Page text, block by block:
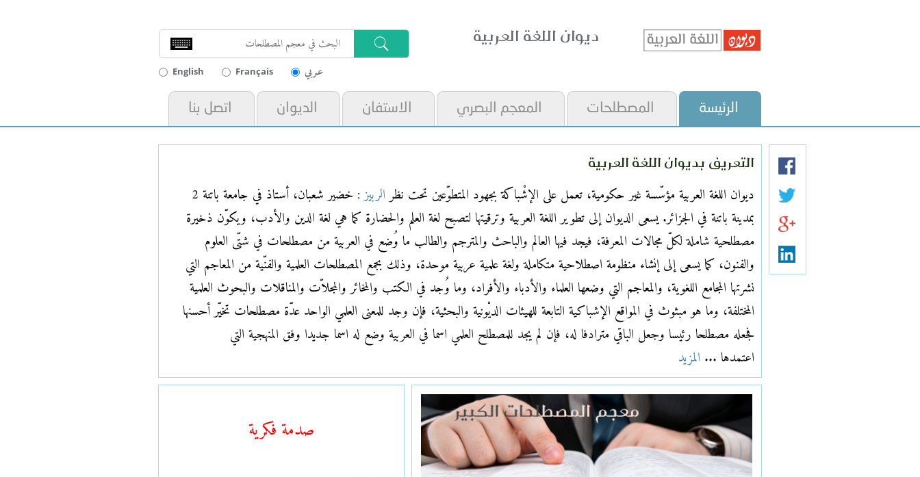
ديوان اللغة العربية
English Français عـربي
الرئيسة المصطلحات المعجم البصري الاستفان الديوان اتصل بنا
التعريف بديوان اللغة العربية
ديوان اللغة العربية مؤسّسة غير حكومية، تعمل على الإشْباكة بجهود المتطوّعين تحت نظرالربيز
: خضير شعبان، أستاذ في جامعة باتنة 2
بمدينة باتنة في الجزائر. يسعى الديوان إلى تطوير اللغة العربية وترقيتها لتصبح لغة العلم والحضارة كما هي لغة الدين والأدب، ويكوّن ذخيرة
مصطلحية شاملة لكلّ مجالات المعرفة، فيجد فيها العالم والباحث والمترجم والطالب ما وُضع في العربية من مصطلحات في شتّى العلوم
والفنون، كما يسعى إلى إنشاء منظومة اصطلاحية متكاملة ولغة علمية عربية موحدة، وذلك بجمع المصطلحات العلمية والفنّية من المعاجم التي
نشرتها المجامع اللغوية، والمعاجم التي وضعها العلماء والأدباء والأفراد، وما وُجد في الكتب والمخائر والمجلاّت والمناقلات والبحوث العلمية
المختلفة، وما هو مبثوث في المواقع الإشباكية التابعة للهيئات الديْونية والبحثية، فإن وجد للمعنى العلمي الواحد عدّة مصطلحات تخيّر أحسنها
فجعله مصطلحا رئيسا وجعل الباقي مترادفا له، فإن لم يجد للمصطلح العلمي اسما في العربية وضع له اسما جديدا وفق المنهجية التي
اعتمدها ... المزيد
صدمة فكرية